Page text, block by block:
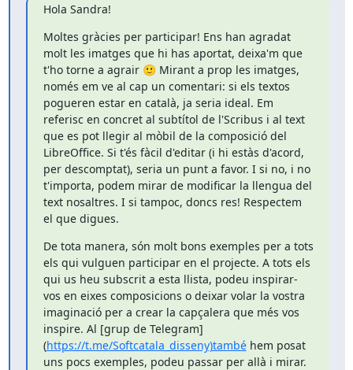
Hola Sandra!
Moltes gràcies per participar! Ens han agradat
molt les imatges que hi has aportat, deixa'm que
t'ho torne a agrair 🙂 Mirant a prop les imatges,
només em ve al cap un comentari: si els textos
pogueren estar en català, ja seria ideal. Em
referisc en concret al subtítol de l'Scribus i al text
que es pot llegir al mòbil de la composició del
LibreOffice. Si t'és fàcil d'editar (i hi estàs d'acord,
per descomptat), seria un punt a favor. I si no, i no
t'importa, podem mirar de modificar la llengua del
text nosaltres. I si tampoc, doncs res! Respectem
el que digues.
De tota manera, són molt bons exemples per a tots
els qui vulguen participar en el projecte. A tots els
qui us heu subscrit a esta llista, podeu inspirar-
vos en eixes composicions o deixar volar la vostra
imaginació per a crear la capçalera que més vos
inspire. Al [grup de Telegram]
(https://t.me/Softcatala_disseny)també hem posat
uns pocs exemples, podeu passar per allà i mirar.